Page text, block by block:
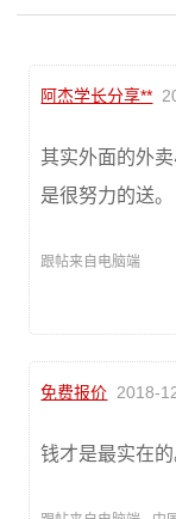
阿杰学长分享**
其实外面的外
是很努力的送。
跟帖来自电脑端
免费报价 2018-
钱才是最实在的